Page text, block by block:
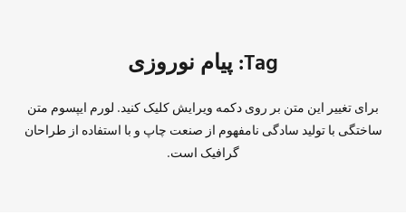
Tag: پیام نوروزی
برای تغییر این متن بر روی دکمه ویرایش کلیک کنید. لورم ایپسوم متن
ساختگی با تولید سادگی نامفهوم از صنعت چاپ و با استفاده از طراحان
گرافیک است.